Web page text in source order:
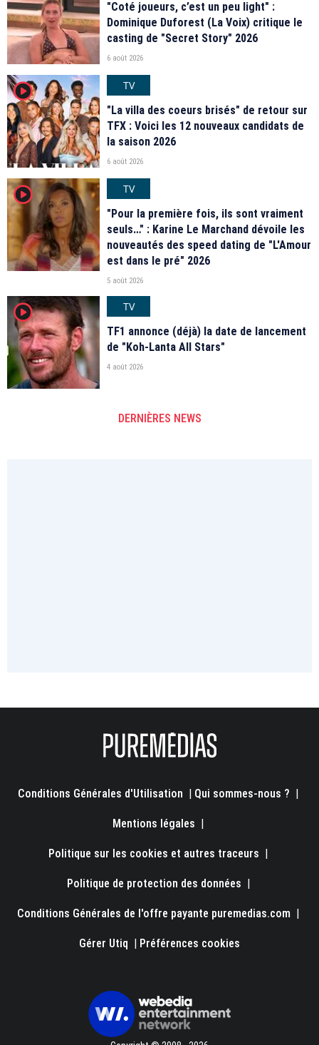
"Coté joueurs, c’est un peu light" :
Dominique Duforest (La Voix) critique le
casting de "Secret Story" 2026
6 août 2026
player2
TV
"La villa des coeurs brisés" de retour sur
TFX : Voici les 12 nouveaux candidats de
la saison 2026
6 août 2026
player2
TV
"Pour la première fois, ils sont vraiment
seuls…" : Karine Le Marchand dévoile les
nouveautés des speed dating de "L'Amour
est dans le pré" 2026
5 août 2026
player2
TV
TF1 annonce (déjà) la date de lancement
de "Koh-Lanta All Stars"
4 août 2026
DERNIÈRES NEWS
Conditions Générales d'Utilisation Qui sommes-nous ?
Mentions légales
Politique sur les cookies et autres traceurs
Politique de protection des données
Conditions Générales de l'offre payante puremedias.com
Gérer Utiq Préférences cookies